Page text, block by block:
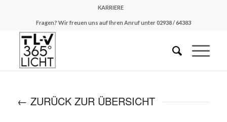
KARRIERE
Fragen? Wir freuen uns auf Ihren Anruf unter 02938 / 64383
← ZURÜCK ZUR ÜBERSICHT